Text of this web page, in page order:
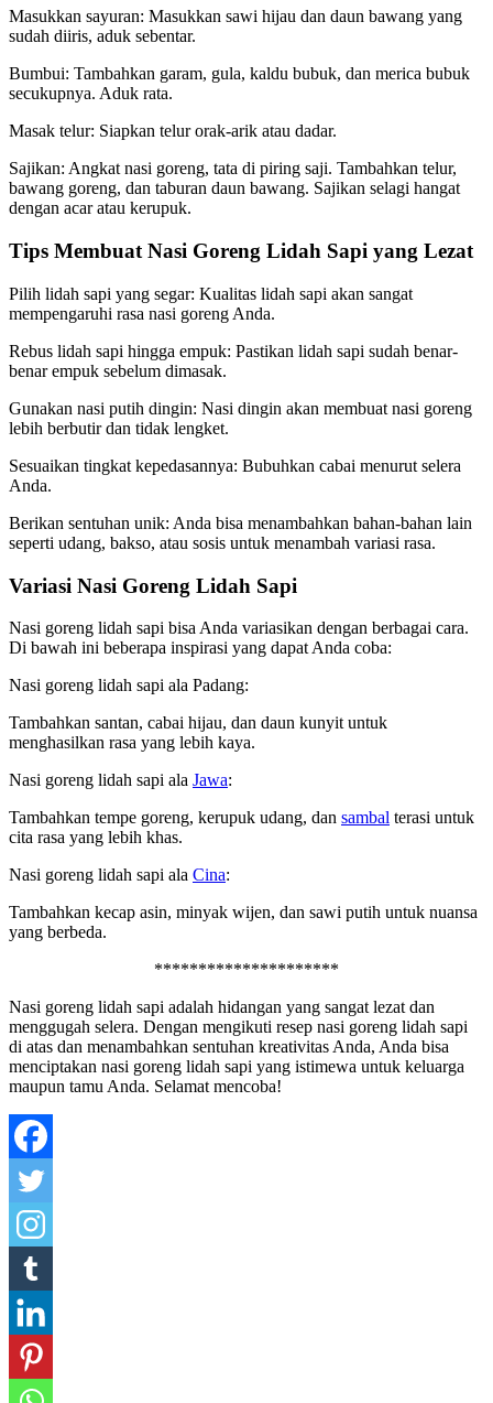
Masukkan sayuran: Masukkan sawi hijau dan daun bawang yang
sudah diiris, aduk sebentar.
Bumbui: Tambahkan garam, gula, kaldu bubuk, dan merica bubuk
secukupnya. Aduk rata.
Masak telur: Siapkan telur orak-arik atau dadar.
Sajikan: Angkat nasi goreng, tata di piring saji. Tambahkan telur,
bawang goreng, dan taburan daun bawang. Sajikan selagi hangat
dengan acar atau kerupuk.
Tips Membuat Nasi Goreng Lidah Sapi yang Lezat
Pilih lidah sapi yang segar: Kualitas lidah sapi akan sangat
mempengaruhi rasa nasi goreng Anda.
Rebus lidah sapi hingga empuk: Pastikan lidah sapi sudah benar-
benar empuk sebelum dimasak.
Gunakan nasi putih dingin: Nasi dingin akan membuat nasi goreng
lebih berbutir dan tidak lengket.
Sesuaikan tingkat kepedasannya: Bubuhkan cabai menurut selera
Anda.
Berikan sentuhan unik: Anda bisa menambahkan bahan-bahan lain
seperti udang, bakso, atau sosis untuk menambah variasi rasa.
Variasi Nasi Goreng Lidah Sapi
Nasi goreng lidah sapi bisa Anda variasikan dengan berbagai cara.
Di bawah ini beberapa inspirasi yang dapat Anda coba:
Nasi goreng lidah sapi ala Padang:
Tambahkan santan, cabai hijau, dan daun kunyit untuk
menghasilkan rasa yang lebih kaya.
Nasi goreng lidah sapi ala Jawa:
Tambahkan tempe goreng, kerupuk udang, dan sambal terasi untuk
cita rasa yang lebih khas.
Nasi goreng lidah sapi ala Cina:
Tambahkan kecap asin, minyak wijen, dan sawi putih untuk nuansa
yang berbeda.
*********************
Nasi goreng lidah sapi adalah hidangan yang sangat lezat dan
menggugah selera. Dengan mengikuti resep nasi goreng lidah sapi
di atas dan menambahkan sentuhan kreativitas Anda, Anda bisa
menciptakan nasi goreng lidah sapi yang istimewa untuk keluarga
maupun tamu Anda. Selamat mencoba!